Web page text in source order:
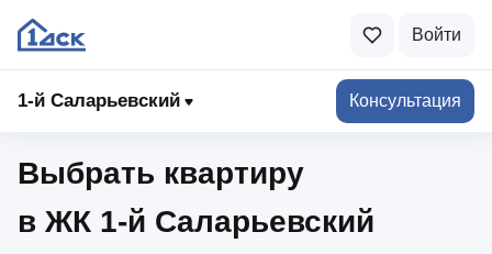
Войти
1-й Саларьевский Консультация
1‑й Саларьевский
Выбрать квартиру
в ЖК 1‑й Саларьевский